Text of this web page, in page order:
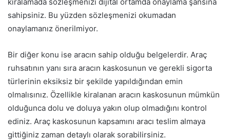
sahipsiniz. Bu yüzden sözleşmenizi okumadan
onaylamanız önerilmiyor.
Bir diğer konu ise aracın sahip olduğu belgelerdir. Araç
ruhsatının yanı sıra aracın kaskosunun ve gerekli sigorta
türlerinin eksiksiz bir şekilde yapıldığından emin
olmalısınız. Özellikle kiralanan aracın kaskosunun mümkün
olduğunca dolu ve doluya yakın olup olmadığını kontrol
ediniz. Araç kaskosunun kapsamını aracı teslim almaya
gittiğiniz zaman detaylı olarak sorabilirsiniz.